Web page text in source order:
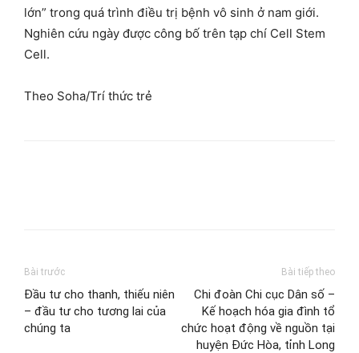
lớn” trong quá trình điều trị bệnh vô sinh ở nam giới.
Nghiên cứu ngày được công bố trên tạp chí Cell Stem
Cell.
Theo Soha/Trí thức trẻ
Bài trước
Đầu tư cho thanh, thiếu niên
– đầu tư cho tương lai của
chúng ta
Bài tiếp theo
Chi đoàn Chi cục Dân số –
Kế hoạch hóa gia đình tổ
chức hoạt động về nguồn tại
huyện Đức Hòa, tỉnh Long